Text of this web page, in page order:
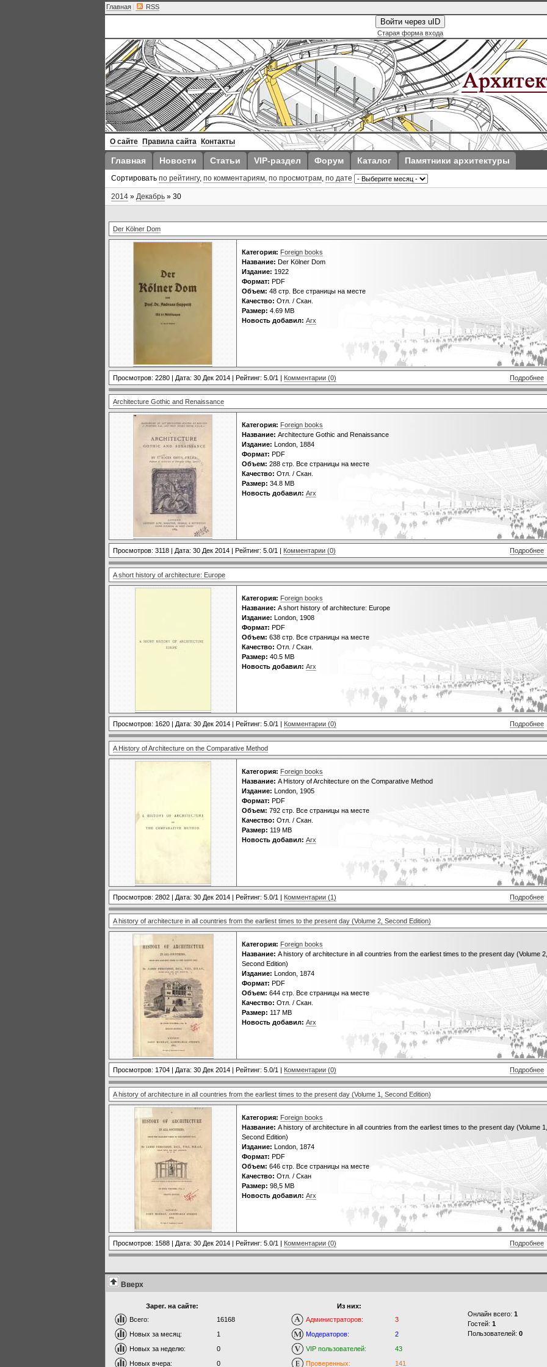
Главная | RSS
Войти через uID
Старая форма входа
О сайте Правила сайта Контакты
Главная Новости Статьи VIP-раздел Форум Каталог Памятники архитектуры
Сортировать по рейтингу, по комментариям, по просмотрам, по дате
2014 » Декабрь » 30
Der Kölner Dom
Категория: Foreign books
Название: Der Kölner Dom
Издание: 1922
Формат: PDF
Объем: 48 стр. Все страницы на месте
Качество: Отл. / Скан.
Размер: 4.69 MB
Новость добавил: Arx
Подробнее
Просмотров: 2280 | Дата: 30 Дек 2014 | Рейтинг: 5.0/1 | Комментарии (0)
Architecture Gothic and Renaissance
Категория: Foreign books
Название: Architecture Gothic and Renaissance
Издание: London, 1884
Формат: PDF
Объем: 288 стр. Все страницы на месте
Качество: Отл. / Скан.
Размер: 34.8 MB
Новость добавил: Arx
Подробнее
Просмотров: 3118 | Дата: 30 Дек 2014 | Рейтинг: 5.0/1 | Комментарии (0)
A short history of architecture: Europe
Категория: Foreign books
Название: A short history of architecture: Europe
Издание: London, 1908
Формат: PDF
Объем: 638 стр. Все страницы на месте
Качество: Отл. / Скан.
Размер: 40.5 MB
Новость добавил: Arx
Подробнее
Просмотров: 1620 | Дата: 30 Дек 2014 | Рейтинг: 5.0/1 | Комментарии (0)
A History of Architecture on the Comparative Method
Категория: Foreign books
Название: A History of Architecture on the Comparative Method
Издание: London, 1905
Формат: PDF
Объем: 792 стр. Все страницы на месте
Качество: Отл. / Скан.
Размер: 119 MB
Новость добавил: Arx
Подробнее
Просмотров: 2802 | Дата: 30 Дек 2014 | Рейтинг: 5.0/1 | Комментарии (1)
A history of architecture in all countries from the earliest times to the present day (Volume 2, Second Edition)
Категория: Foreign books
Название: A history of architecture in all countries from the earliest times to the present day (Volume 2,
Second Edition)
Издание: London, 1874
Формат: PDF
Объем: 644 стр. Все страницы на месте
Качество: Отл. / Скан.
Размер: 117 MB
Новость добавил: Arx
Подробнее
Просмотров: 1704 | Дата: 30 Дек 2014 | Рейтинг: 5.0/1 | Комментарии (0)
A history of architecture in all countries from the earliest times to the present day (Volume 1, Second Edition)
Категория: Foreign books
Название: A history of architecture in all countries from the earliest times to the present day (Volume 1,
Second Edition)
Издание: London, 1874
Формат: PDF
Объем: 646 стр. Все страницы на месте
Качество: Отл. / Скан
Размер: 98,5 MB
Новость добавил: Arx
Подробнее
Просмотров: 1588 | Дата: 30 Дек 2014 | Рейтинг: 5.0/1 | Комментарии (0)
Вверх
Зарег. на сайте:
Всего:
16168
Новых за месяц:
1
Новых за неделю:
0
Новых вчера:
0
Из них:
Администраторов:
3
Модераторов:
2
VIP пользователей:
43
Проверенных:
141
Онлайн всего: 1
Гостей: 1
Пользователей: 0